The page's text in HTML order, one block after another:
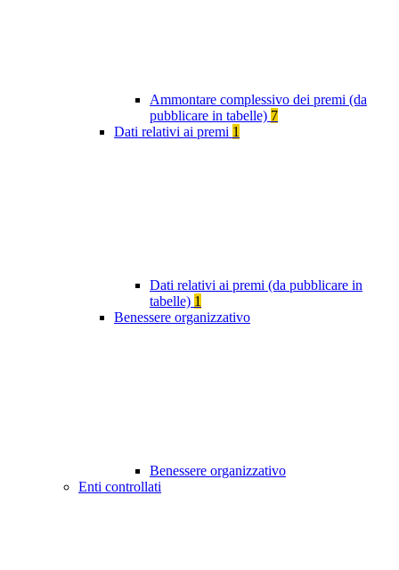
Ammontare complessivo dei premi (da
pubblicare in tabelle) 7
Dati relativi ai premi 1
Dati relativi ai premi (da pubblicare in
tabelle) 1
Benessere organizzativo
Benessere organizzativo
Enti controllati